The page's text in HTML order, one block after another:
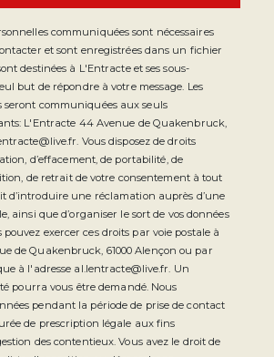
communiquées sont nécessaires
et sont enregistrées dans un fichier
destinées à L'Entracte et ses sous-
but de répondre à votre message. Les
seront communiquées aux seuls
L'Entracte 44 Avenue de Quakenbruck,
Vous disposez de droits
d’effacement, de portabilité, de
de retrait de votre consentement à tout
d’introduire une réclamation auprès d’une
ainsi que d’organiser le sort de vos données
pouvez exercer ces droits par voie postale à
de Quakenbruck, 61000 Alençon ou par
à l'adresse al.lentracte@live.fr. Un
pourra vous être demandé. Nous
pendant la période de prise de contact
de prescription légale aux fins
des contentieux. Vous avez le droit de